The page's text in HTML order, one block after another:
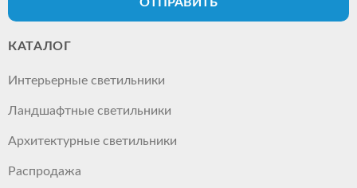
КАТАЛОГ
Интерьерные светильники
Ландшафтные светильники
Архитектурные светильники
Распродажа